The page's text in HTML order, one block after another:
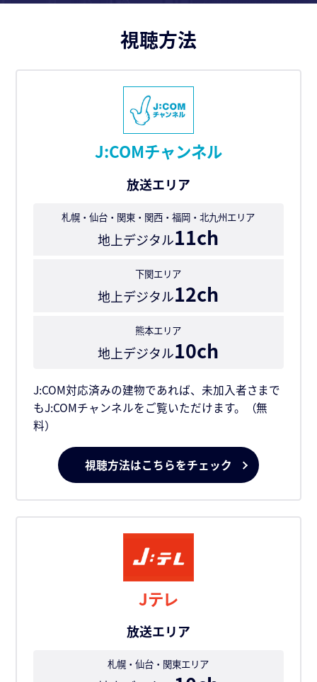
視聴方法
J:COMチャンネル
放送エリア
札幌・仙台・関東・関西・福岡・北九州エリア
地上デジタル11ch
下関エリア
地上デジタル12ch
熊本エリア
地上デジタル10ch
J:COM対応済みの建物であれば、未加入者さまで
もJ:COMチャンネルをご覧いただけます。（無
料）
視聴方法はこちらをチェック
Jテレ
放送エリア
札幌・仙台・関東エリア